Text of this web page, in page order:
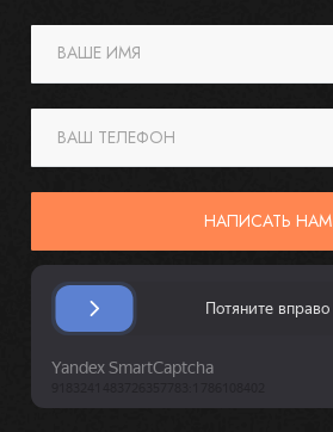
ВАШЕ ИМЯ
ВАШ ТЕЛЕФОН
НАПИСАТЬ НАМ